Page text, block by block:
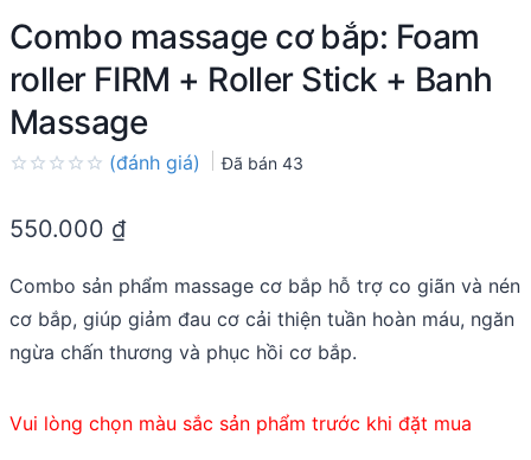
Combo massage cơ bắp: Foam
roller FIRM + Roller Stick + Banh
Massage
out
(đánh giá) Đã bán 43
550.000 ₫
Combo sản phẩm massage cơ bắp hỗ trợ co giãn và nén
cơ bắp, giúp giảm đau cơ cải thiện tuần hoàn máu, ngăn
ngừa chấn thương và phục hồi cơ bắp.
Vui lòng chọn màu sắc sản phẩm trước khi đặt mua